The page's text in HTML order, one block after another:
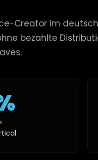
Creator im
bezahlte